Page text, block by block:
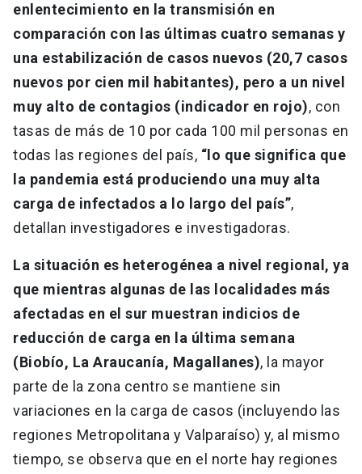
enlentecimiento en la transmisión en
comparación con las últimas cuatro semanas y
una estabilización de casos nuevos (20,7 casos
nuevos por cien mil habitantes), pero a un nivel
muy alto de contagios (indicador en rojo), con
tasas de más de 10 por cada 100 mil personas en
todas las regiones del país, “lo que significa que
la pandemia está produciendo una muy alta
carga de infectados a lo largo del país”,
detallan investigadores e investigadoras.
La situación es heterogénea a nivel regional, ya
que mientras algunas de las localidades más
afectadas en el sur muestran indicios de
reducción de carga en la última semana
(Biobío, La Araucanía, Magallanes), la mayor
parte de la zona centro se mantiene sin
variaciones en la carga de casos (incluyendo las
regiones Metropolitana y Valparaíso) y, al mismo
tiempo, se observa que en el norte hay regiones